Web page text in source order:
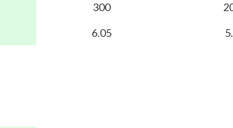
300
6.05